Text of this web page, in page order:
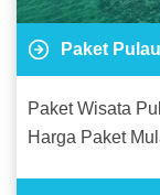
Paket
Paket Wisata
Harga Paket